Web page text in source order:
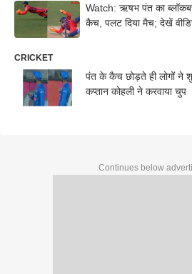
Watch: ऋषभ पंत का
कैच, पलट दिया मैच; देखें
CRICKET
पंत के कैच छोड़ते ही लोगों ने
कप्तान कोहली ने करवाया चुप
Continues below